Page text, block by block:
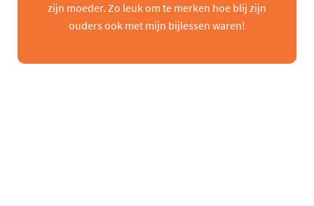
zijn moeder. Zo leuk om te merken hoe blij zijn
ouders ook met mijn bijlessen waren!